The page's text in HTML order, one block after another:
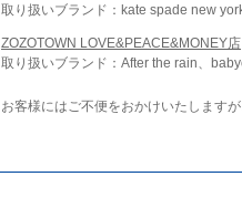
取り扱いブランド：kate spade new
ZOZOTOWN LOVE&PEACE&MONEY店
取り扱いブランド：After the rain、
お客様にはご不便をおかけいたします